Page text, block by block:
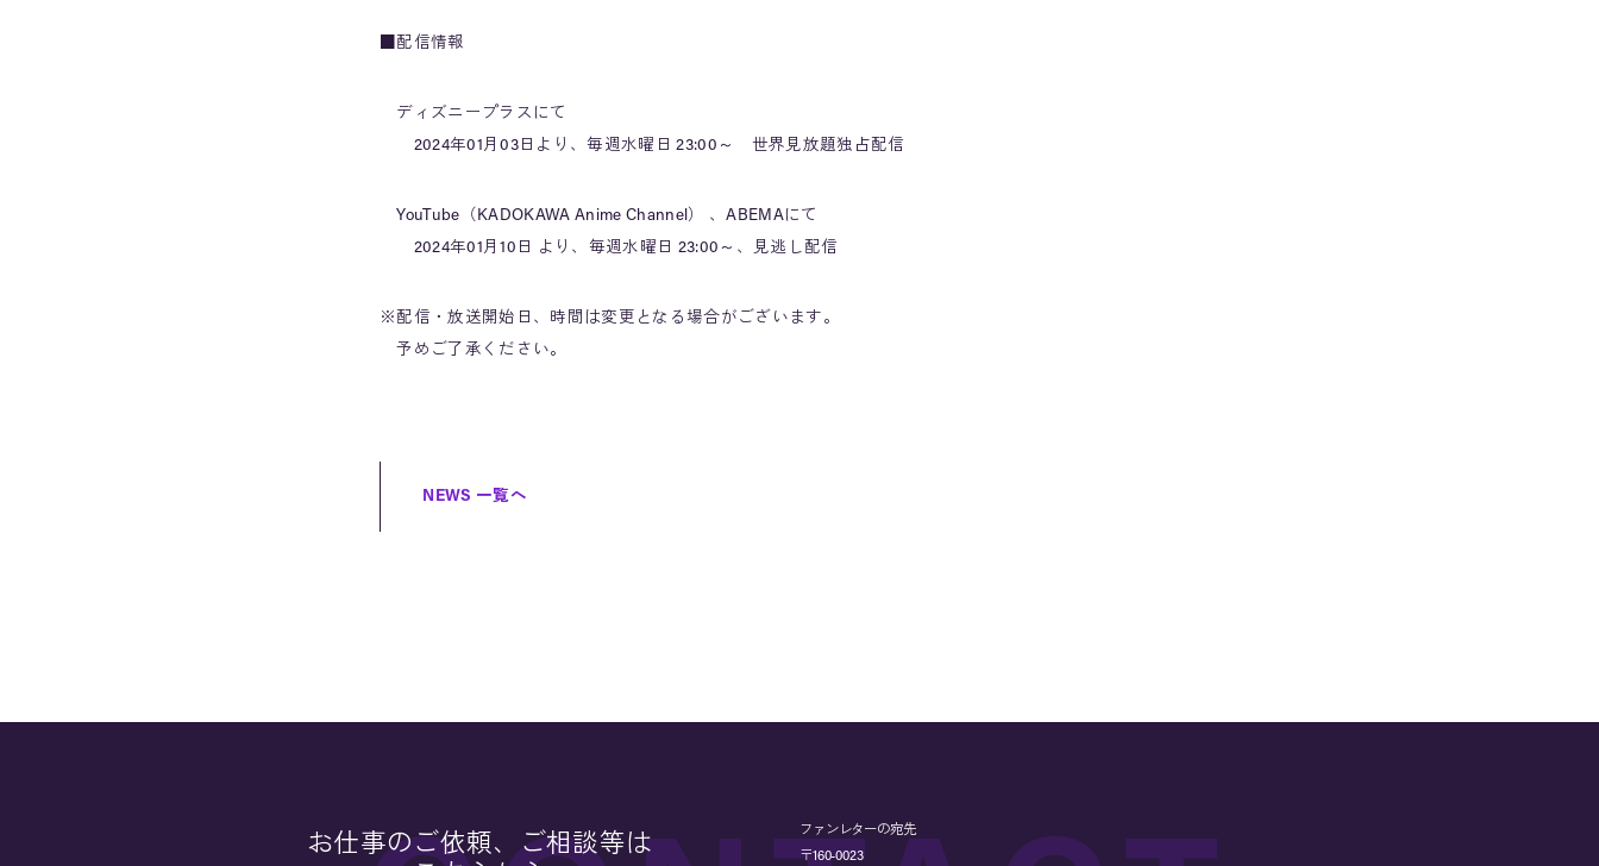
■配信情報
ディズニープラスにて
2024年01月03日より、毎週水曜日 23:00～ 世界見放題独占配信
YouTube（KADOKAWA Anime Channel） 、ABEMAにて
2024年01月10日 より、毎週水曜日 23:00～、見逃し配信
※配信・放送開始日、時間は変更となる場合がございます。
予めご了承ください。
NEWS 一覧へ
お仕事のご依頼、ご相談等は
ファンレターの宛先
〒160-0023